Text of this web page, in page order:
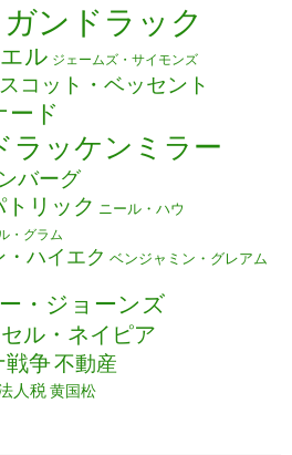
ンドラック
ル ジェームズ・サイモンズ
スコット・ベッセント
ード
ラッケンミラー
バーグ
トリック ニール・ハウ
・グラム
ハイエク ベンジャミン・グレアム
・ジョーンズ
ル・ネイピア
戦争不動産
人税黄国松